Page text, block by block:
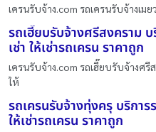
เครนรับจ้าง.com รถเครนรับจ้างเม
รถเฮี๊ยบรับจ้างศรีสงคราม บ
เช่า ให้เช่ารถเครน ราคาถูก
เครนรับจ้าง.com รถเฮี๊ยบรับจ้างศรี
ให้
รถเครนรับจ้างทุ่งครุ บริการ
ให้เช่ารถเครน ราคาถูก